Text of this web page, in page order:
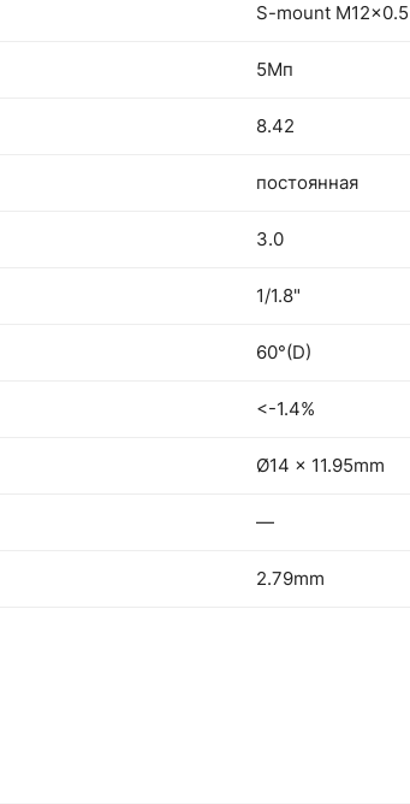
S-mount M12x0.5
5Мп
8.42
постоянная
3.0
1/1.8"
60°(D)
<-1.4%
Ø14 x 11.95mm
—
2.79mm